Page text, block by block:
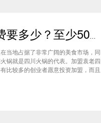
加盟袁老四火锅加盟费要多少？至少50万资金你准备好了吗？
当地占据了非常广阔的美食市场，同
锅就是四川火锅的代表。加盟袁老四
比较多的创业者愿意投资加盟，而且
好了吗？加盟袁老四火锅加盟费要